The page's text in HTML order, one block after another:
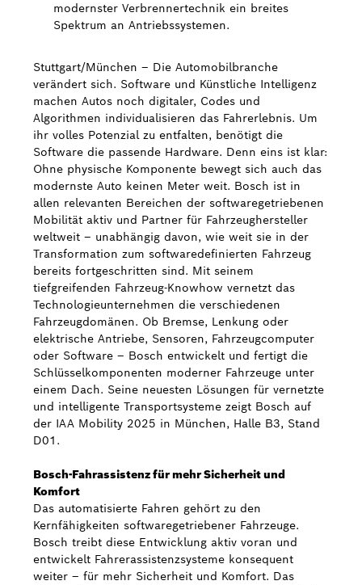
Kontakt
modernster Verbrennertechnik ein breites
Spektrum an Antriebssystemen.
Stuttgart/München – Die Automobilbranche
verändert sich. Software und Künstliche Intelligenz
machen Autos noch digitaler, Codes und
Algorithmen individualisieren das Fahrerlebnis. Um
ihr volles Potenzial zu entfalten, benötigt die
Software die passende Hardware. Denn eins ist klar:
Ohne physische Komponente bewegt sich auch das
modernste Auto keinen Meter weit. Bosch ist in
allen relevanten Bereichen der softwaregetriebenen
Mobilität aktiv und Partner für Fahrzeughersteller
weltweit – unabhängig davon, wie weit sie in der
Transformation zum softwaredefinierten Fahrzeug
bereits fortgeschritten sind. Mit seinem
tiefgreifenden Fahrzeug-Knowhow vernetzt das
Technologieunternehmen die verschiedenen
Fahrzeugdomänen. Ob Bremse, Lenkung oder
elektrische Antriebe, Sensoren, Fahrzeugcomputer
oder Software – Bosch entwickelt und fertigt die
Schlüsselkomponenten moderner Fahrzeuge unter
einem Dach. Seine neuesten Lösungen für vernetzte
und intelligente Transportsysteme zeigt Bosch auf
der IAA Mobility 2025 in München, Halle B3, Stand
D01.
Bosch-Fahrassistenz für mehr Sicherheit und
Komfort
Das automatisierte Fahren gehört zu den
Kernfähigkeiten softwaregetriebener Fahrzeuge.
Bosch treibt diese Entwicklung aktiv voran und
entwickelt Fahrerassistenzsysteme konsequent
weiter – für mehr Sicherheit und Komfort. Das